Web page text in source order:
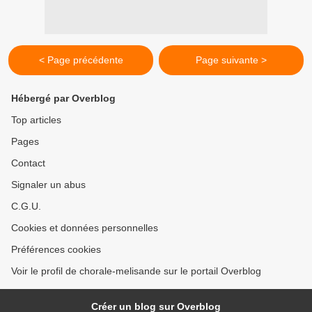
< Page précédente Page suivante >
Hébergé par Overblog
Top articles
Pages
Contact
Signaler un abus
C.G.U.
Cookies et données personnelles
Préférences cookies
Voir le profil de chorale-melisande sur le portail Overblog
Créer un blog sur Overblog